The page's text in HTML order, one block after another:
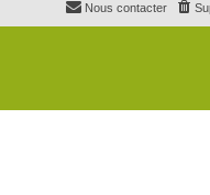
Nous contacter